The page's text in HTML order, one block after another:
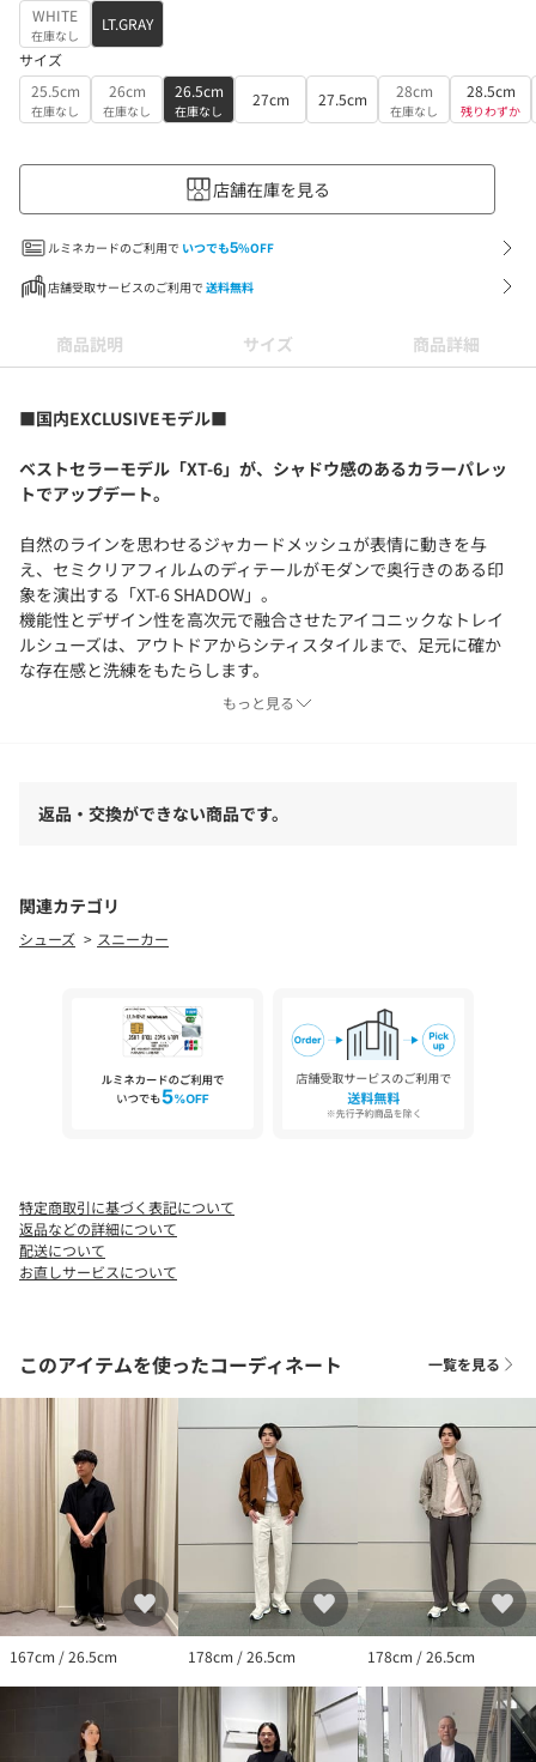
WHITE
在庫なし
LT.GRAY
サイズ
25.5cm
在庫なし
26cm
在庫なし
26.5cm
在庫なし
27cm 27.5cm 28cm
在庫なし
28.5cm
残りわずか
店舗在庫を見る
ルミネカードのご利用で いつでも5%OFF
店舗受取サービスのご利用で 送料無料
商品説明 サイズ 商品詳細
■国内EXCLUSIVEモデル■
ベストセラーモデル「XT-6」が、シャドウ感のあるカラーパレッ
トでアップデート。
自然のラインを思わせるジャカードメッシュが表情に動きを与
え、セミクリアフィルムのディテールがモダンで奥行きのある印
象を演出する「XT-6 SHADOW」。
機能性とデザイン性を高次元で融合させたアイコニックなトレイ
ルシューズは、アウトドアからシティスタイルまで、足元に確か
な存在感と洗練をもたらします。
＜Salomon（サロモン）＞
スキーブーツの製造でスタートし現在はスキーやスノーボード用
品トレイルランニングやハイキング用品など幅広いアウトドア用
品を提供。世界中で多くのファンを獲得しています。
行っています。
【注意事項】
※商品を使用前にタグ等に記載されている「取り扱い上の注意書
き」「洗濯表示」を必ずご確認ください。
ください。
※商品の色味の目安は商品単体の画像をご参照ください。
※シューズの重量はシューズ本体のみ両足の重量となります。箱
店舗へお問い合わせの際は、全国のUNITED ARROWS各店舗まで
下記の品名/品番をお申し付けください。
品名：Salomon EX XT-6 SHADOW 品番：13314000341
もっと見る
返品・交換ができない商品です。
関連カテゴリ
シューズ スニーカー
特定商取引に基づく表記について
返品などの詳細について
配送について
お直しサービスについて
このアイテムを使ったコーディネート 一覧を見る
167cm / 26.5cm 178cm / 26.5cm 178cm / 26.5cm